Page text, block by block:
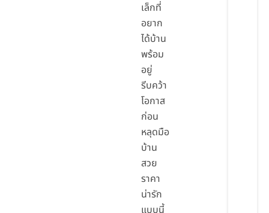
เล็กที่
อยาก
ได้บ้าน
พร้อม
อยู่
รีบคว้า
โอกาส
ก่อน
หลุดมือ
บ้าน
สวย
ราคา
น่ารัก
แบบนี้